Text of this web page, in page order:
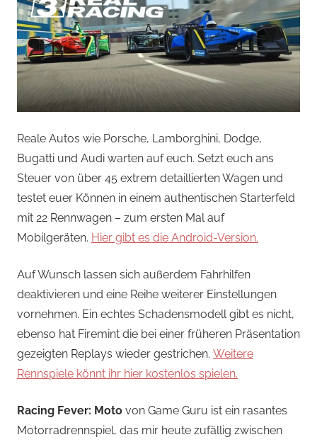
Reale Autos wie Porsche, Lamborghini, Dodge,
Bugatti und Audi warten auf euch. Setzt euch ans
Steuer von über 45 extrem detaillierten Wagen und
testet euer Können in einem authentischen Starterfeld
mit 22 Rennwagen – zum ersten Mal auf
Mobilgeräten. Hier gibt es die Android-Version.
Auf Wunsch lassen sich außerdem Fahrhilfen
deaktivieren und eine Reihe weiterer Einstellungen
vornehmen. Ein echtes Schadensmodell gibt es nicht,
ebenso hat Firemint die bei einer früheren Präsentation
gezeigten Replays wieder gestrichen. Weitere
Rennspiele könnt ihr hier kostenlos spielen.
Racing Fever: Moto von Game Guru ist ein rasantes
Motorradrennspiel, das mir heute zufällig zwischen